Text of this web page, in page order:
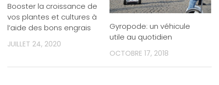
Booster la croissance de
vos plantes et cultures à
l’aide des bons engrais
JUILLET 24, 2020
Gyropode: un véhicule
utile au quotidien
OCTOBRE 17, 2018